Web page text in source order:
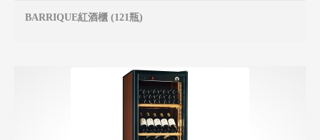
BARRIQUE紅酒櫃 (121瓶)